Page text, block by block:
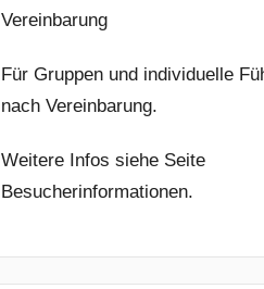
Vereinbarung
Für Gruppen und individuelle
nach Vereinbarung.
Weitere Infos siehe Seite
Besucherinformationen.